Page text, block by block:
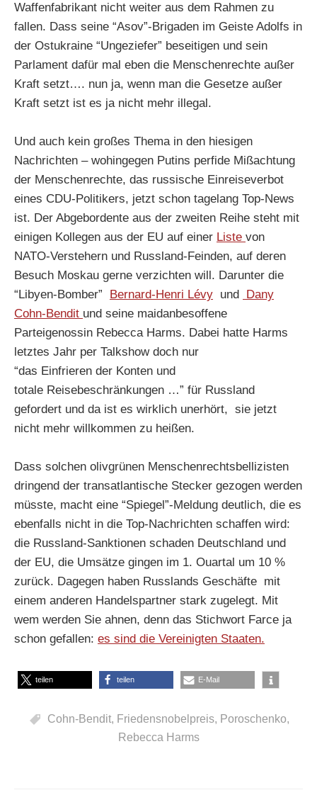
Waffenfabrikant nicht weiter aus dem Rahmen zu
fallen. Dass seine “Asov”-Brigaden im Geiste Adolfs in
der Ostukraine “Ungeziefer” beseitigen und sein
Parlament dafür mal eben die Menschenrechte außer
Kraft setzt…. nun ja, wenn man die Gesetze außer
Kraft setzt ist es ja nicht mehr illegal.
Und auch kein großes Thema in den hiesigen
Nachrichten – wohingegen Putins perfide Mißachtung
der Menschenrechte, das russische Einreiseverbot
eines CDU-Politikers, jetzt schon tagelang Top-News
ist. Der Abgebordente aus der zweiten Reihe steht mit
einigen Kollegen aus der EU auf einer Liste von
NATO-Verstehern und Russland-Feinden, auf deren
Besuch Moskau gerne verzichten will. Darunter die
“Libyen-Bomber” Bernard-Henri Lévy und Dany
Cohn-Bendit und seine maidanbesoffene
Parteigenossin Rebecca Harms. Dabei hatte Harms
letztes Jahr per Talkshow doch nur
“das Einfrieren der Konten und
totale Reisebeschränkungen …” für Russland
gefordert und da ist es wirklich unerhört, sie jetzt
nicht mehr willkommen zu heißen.
Dass solchen olivgrünen Menschenrechtsbellizisten
dringend der transatlantische Stecker gezogen werden
müsste, macht eine “Spiegel”-Meldung deutlich, die es
ebenfalls nicht in die Top-Nachrichten schaffen wird:
die Russland-Sanktionen schaden Deutschland und
der EU, die Umsätze gingen im 1. Ouartal um 10 %
zurück. Dagegen haben Russlands Geschäfte mit
einem anderen Handelspartner stark zugelegt. Mit
wem werden Sie ahnen, denn das Stichwort Farce ja
schon gefallen: es sind die Vereinigten Staaten.
teilen teilen E-Mail
Cohn-Bendit, Friedensnobelpreis, Poroschenko,
Rebecca Harms